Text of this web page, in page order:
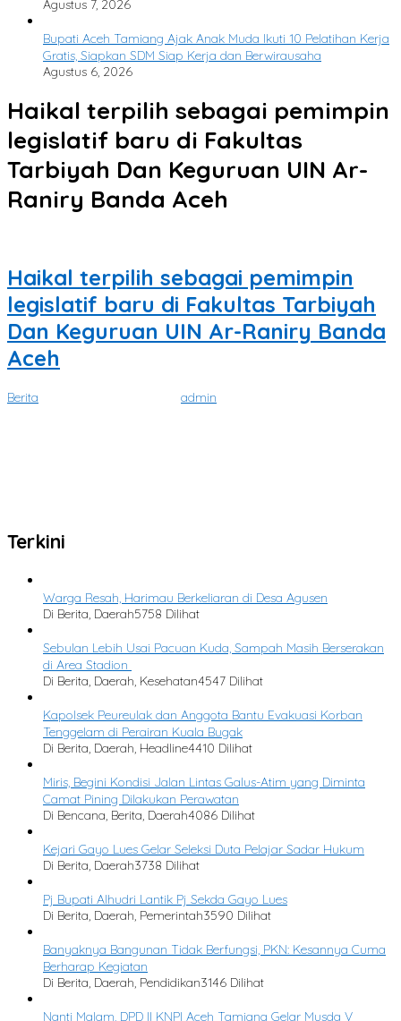
Agustus 7, 2026
Bupati Aceh Tamiang Ajak Anak Muda Ikuti 10 Pelatihan Kerja
Gratis, Siapkan SDM Siap Kerja dan Berwirausaha
Agustus 6, 2026
Haikal terpilih sebagai pemimpin
legislatif baru di Fakultas
Tarbiyah Dan Keguruan UIN Ar-
Raniry Banda Aceh
Haikal terpilih sebagai pemimpin
legislatif baru di Fakultas Tarbiyah
Dan Keguruan UIN Ar-Raniry Banda
Aceh
Berita admin
Terkini
Warga Resah, Harimau Berkeliaran di Desa Agusen
Di Berita, Daerah5758 Dilihat
Sebulan Lebih Usai Pacuan Kuda, Sampah Masih Berserakan
di Area Stadion
Di Berita, Daerah, Kesehatan4547 Dilihat
Kapolsek Peureulak dan Anggota Bantu Evakuasi Korban
Tenggelam di Perairan Kuala Bugak
Di Berita, Daerah, Headline4410 Dilihat
Miris, Begini Kondisi Jalan Lintas Galus-Atim yang Diminta
Camat Pining Dilakukan Perawatan
Di Bencana, Berita, Daerah4086 Dilihat
Kejari Gayo Lues Gelar Seleksi Duta Pelajar Sadar Hukum
Di Berita, Daerah3738 Dilihat
Pj Bupati Alhudri Lantik Pj Sekda Gayo Lues
Di Berita, Daerah, Pemerintah3590 Dilihat
Banyaknya Bangunan Tidak Berfungsi, PKN: Kesannya Cuma
Berharap Kegiatan
Di Berita, Daerah, Pendidikan3146 Dilihat
Nanti Malam, DPD II KNPI Aceh Tamiang Gelar Musda V